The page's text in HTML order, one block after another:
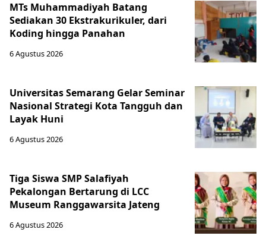
MTs Muhammadiyah Batang
Sediakan 30 Ekstrakurikuler, dari
Koding hingga Panahan
6 Agustus 2026
Universitas Semarang Gelar Seminar
Nasional Strategi Kota Tangguh dan
Layak Huni
6 Agustus 2026
Tiga Siswa SMP Salafiyah
Pekalongan Bertarung di LCC
Museum Ranggawarsita Jateng
6 Agustus 2026